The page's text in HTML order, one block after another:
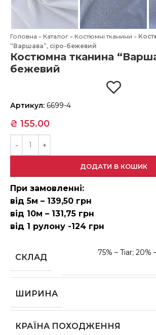
Головна » Каталог » Костюмні тканини »
“Варшава”, сіро-бежевий
Костюмна тканина
бежевий
Артикул: 6699-4
₴ 155.00
ДОДАТИ В КОШИК
При замовленні:
від 5м – 139,50 грн
від 10м – 131,75 грн
від 1 рулону -124 грн
СКЛАД
75% – Tiar; 20%
ШИРИНА
КРАЇНА ПОХОДЖЕННЯ